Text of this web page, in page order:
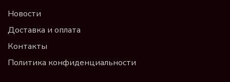
Новости
Доставка и оплата
Контакты
Политика конфиденциальности